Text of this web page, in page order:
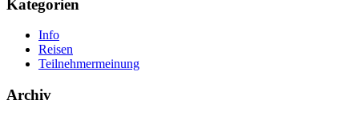
Kategorien
Info
Reisen
Teilnehmermeinung
Archiv